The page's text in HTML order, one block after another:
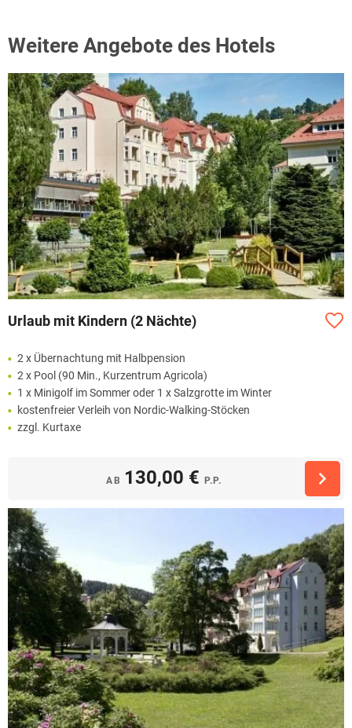
Weitere Angebote des Hotels
Urlaub mit Kindern (2 Nächte)
2 x Übernachtung mit Halbpension
2 x Pool (90 Min., Kurzentrum Agricola)
1 x Minigolf im Sommer oder 1 x Salzgrotte im Winter
kostenfreier Verleih von Nordic-Walking-Stöcken
zzgl. Kurtaxe
AB 130,00 € P.P.